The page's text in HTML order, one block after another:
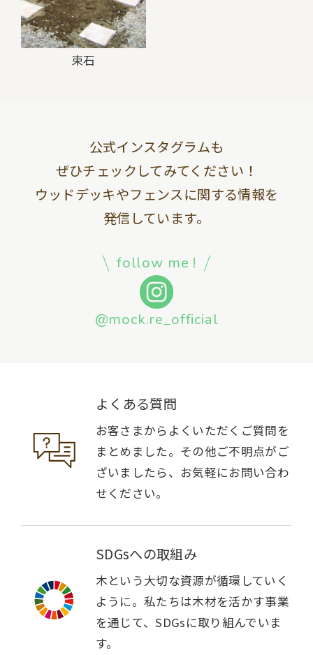
束石
公式インスタグラムも
ぜひチェックしてみてください！
ウッドデッキやフェンスに関する情報を
発信しています。
follow me !
@mock.re_official
よくある質問
お客さまからよくいただくご質問を
まとめました。その他ご不明点がご
ざいましたら、お気軽にお問い合わ
せください。
SDGsへの取組み
木という大切な資源が循環していく
ように。私たちは木材を活かす事業
を通じて、SDGsに取り組んでいま
す。